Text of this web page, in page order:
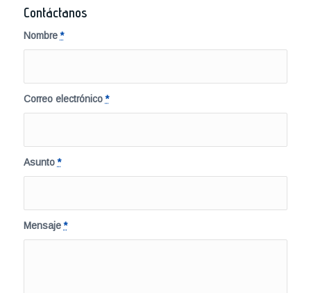
Contáctanos
Nombre*
Correo electrónico*
Asunto*
Mensaje*